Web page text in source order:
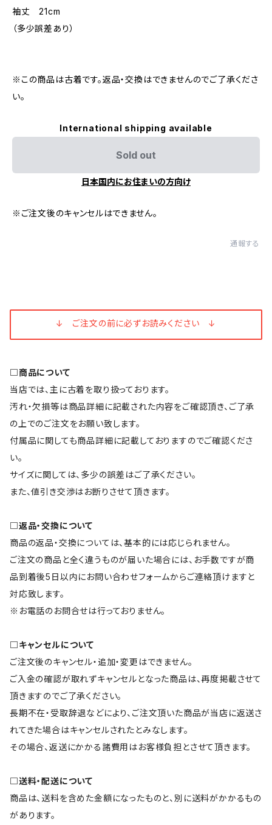
袖丈 21cm
（多少誤差あり）
※この商品は古着です。返品・交換はできませんのでご了承くださ
い。
International shipping available
Sold out
日本国内にお住まいの方向け
※ご注文後のキャンセルはできません。
通報する
↓ ご注文の前に必ずお読みください ↓
□商品について
当店では、主に古着を取り扱っております。
汚れ・欠損等は商品詳細に記載された内容をご確認頂き、ご了承
の上でのご注文をお願い致します。
付属品に関しても商品詳細に記載しておりますのでご確認くださ
い。
サイズに関しては、多少の誤差はご了承ください。
また、値引き交渉はお断りさせて頂きます。
□返品・交換について
商品の返品・交換については、基本的には応じられません。
ご注文の商品と全く違うものが届いた場合には、お手数ですが商
品到着後5日以内にお問い合わせフォームからご連絡頂けますと
対応致します。
※お電話のお問合せは行っておりません。
□キャンセルについて
ご注文後のキャンセル・追加・変更はできません。
ご入金の確認が取れずキャンセルとなった商品は、再度掲載させて
頂きますのでご了承ください。
長期不在・受取辞退などにより、ご注文頂いた商品が当店に返送さ
れてきた場合はキャンセルされたとみなします。
その場合、返送にかかる諸費用はお客様負担とさせて頂きます。
□送料・配送について
商品は、送料を含めた金額になったものと、別に送料がかかるもの
があります。